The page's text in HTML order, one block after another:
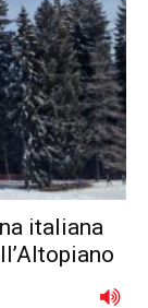
italiana